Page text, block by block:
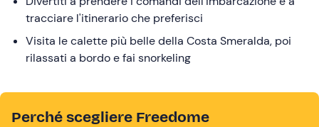
changing
dates.
tracciare l'itinerario che preferisci
Visita le calette più belle della Costa Smeralda, poi
rilassati a bordo e fai snorkeling
Perché scegliere Freedome